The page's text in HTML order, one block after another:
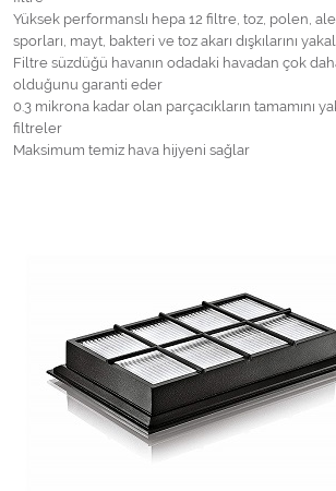
Yüksek performanslı hepa 12 filtre, toz, polen,
sporları, mayt, bakteri ve toz akarı dışkılarını
Filtre süzdüğü havanın odadaki havadan çok
olduğunu garanti eder
0.3 mikrona kadar olan parçacıkların tamamını
filtreler
Maksimum temiz hava hijyeni sağlar